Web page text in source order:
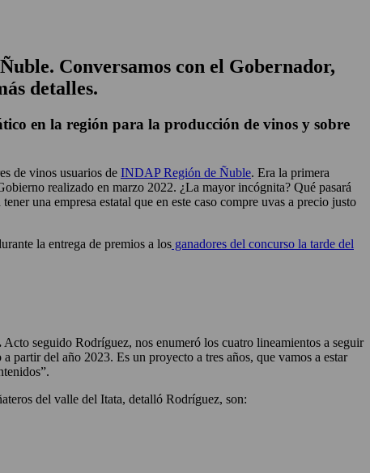
Conversamos con el Gobernador,
detalles.
en la región para la producción de vinos y sobre
de vinos usuarios de INDAP Región de Ñuble. Era la primera
realizado en marzo 2022. ¿La mayor incógnita? Qué pasará
una empresa estatal que en este caso compre uvas a precio justo
la entrega de premios a los ganadores del concurso la tarde del
Acto seguido Rodríguez, nos enumeró los cuatro lineamientos a seguir
partir del año 2023. Es un proyecto a tres años, que vamos a estar
del valle del Itata, detalló Rodríguez, son: